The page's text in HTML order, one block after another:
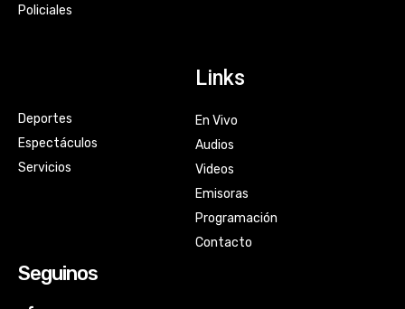
Policiales
Deportes
Espectáculos
Servicios
Links
En Vivo
Audios
Videos
Emisoras
Programación
Contacto
Seguinos